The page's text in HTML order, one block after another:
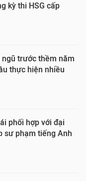
kỳ thi HSG cấp
trước thềm năm
thực hiện nhiều
phối hợp với đại
sư phạm tiếng Anh